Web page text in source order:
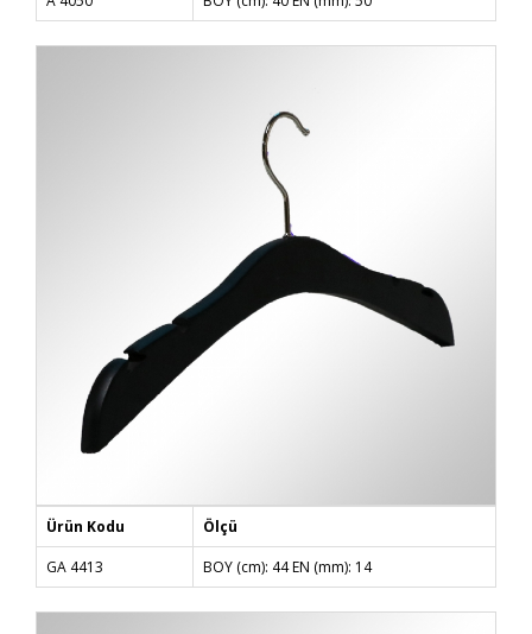
Ürün Kodu
Ölçü
GA 4413
BOY (cm): 44 EN (mm): 14